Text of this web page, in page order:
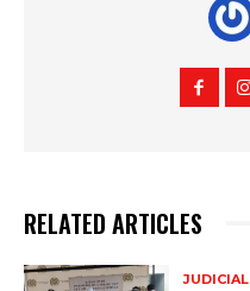
RELATED ARTICLES
JUDICIAL